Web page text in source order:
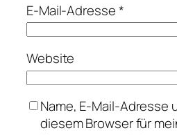
E-Mail-Adresse*
Website
Name, E-Mail-Adresse
diesem Browser für